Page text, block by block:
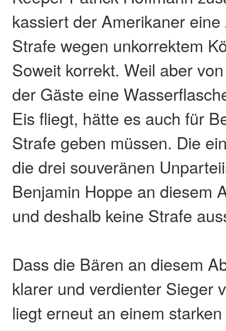
kassiert der Amerikaner
Strafe wegen unkorrektem
Soweit korrekt. Weil aber
der Gäste eine
Eis fliegt, hätte es auch für
Strafe geben müssen. Die
die drei souveränen
Benjamin Hoppe an diesem
und deshalb keine Strafe
Dass die Bären an diesem
klarer und verdienter Sieger
liegt erneut an einem